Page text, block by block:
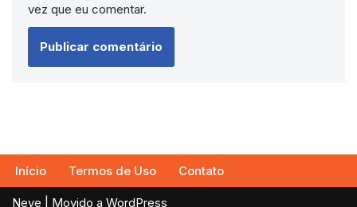
vez que eu comentar.
Início Termos de Uso Contato
Neve | Movido a WordPress